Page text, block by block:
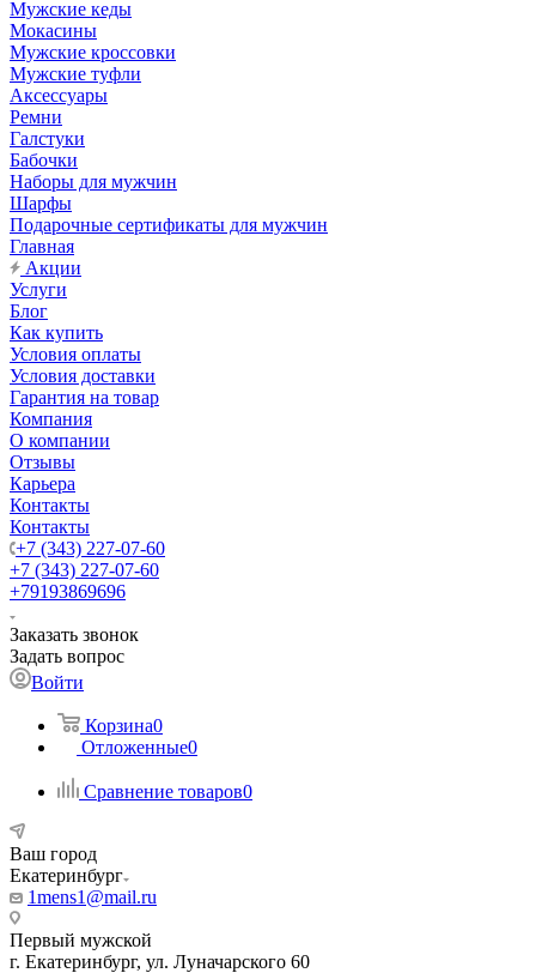
Мужские кеды
Мокасины
Мужские кроссовки
Мужские туфли
Аксессуары
Ремни
Галстуки
Бабочки
Наборы для мужчин
Шарфы
Подарочные сертификаты для мужчин
Главная
Акции
Услуги
Блог
Как купить
Условия оплаты
Условия доставки
Гарантия на товар
Компания
О компании
Отзывы
Карьера
Контакты
Контакты
+7 (343) 227-07-60
+7 (343) 227-07-60
+79193869696
Заказать звонок
Задать вопрос
Войти
Корзина0
Отложенные0
Сравнение товаров0
Ваш город
Екатеринбург
1mens1@mail.ru
Первый мужской
г. Екатеринбург, ул. Луначарского 60